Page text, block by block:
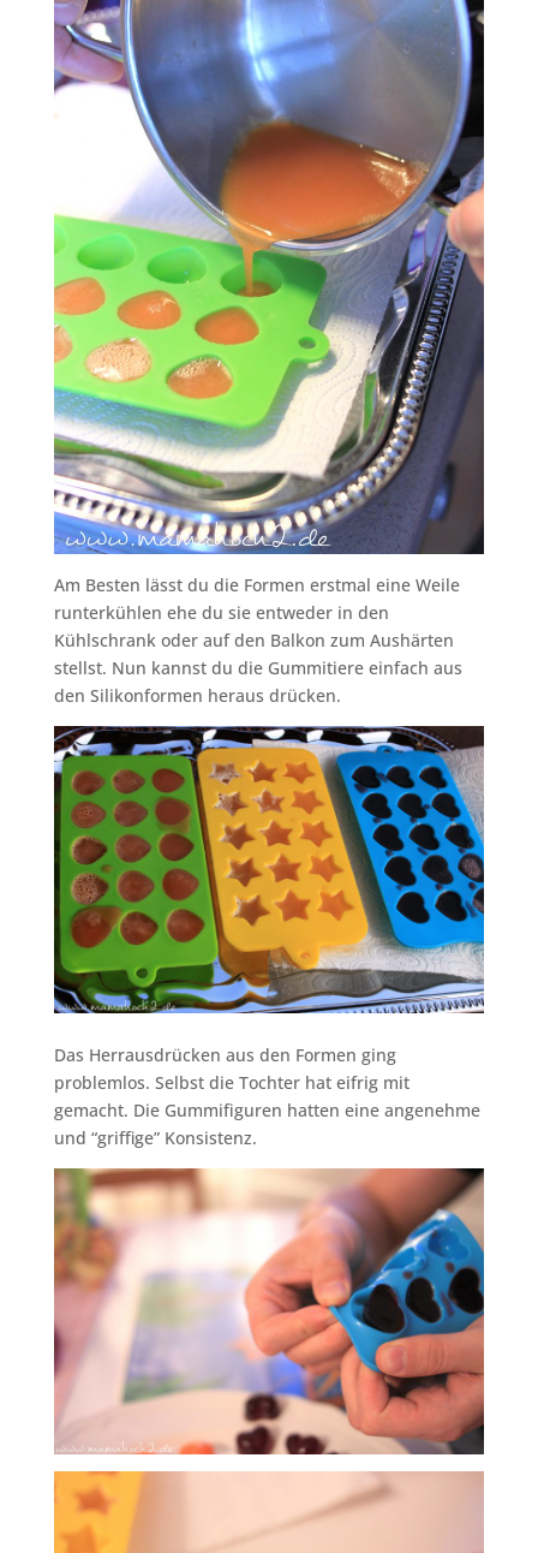
Am Besten lässt du die Formen erstmal eine Weile
runterkühlen ehe du sie entweder in den
Kühlschrank oder auf den Balkon zum Aushärten
stellst. Nun kannst du die Gummitiere einfach aus
den Silikonformen heraus drücken.
Das Herrausdrücken aus den Formen ging
problemlos. Selbst die Tochter hat eifrig mit
gemacht. Die Gummifiguren hatten eine angenehme
und “griffige” Konsistenz.